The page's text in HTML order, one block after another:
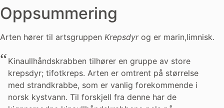
Oppsummering
Arten hører til artsgruppen Krepsdyrog er marin,limnisk.
Kinaullhåndskrabben tilhører en gruppe av store
krepsdyr; tifotkreps. Arten er omtrent på størrelse
med strandkrabbe, som er vanlig forekommende i
norsk kystvann. Til forskjell fra denne har de